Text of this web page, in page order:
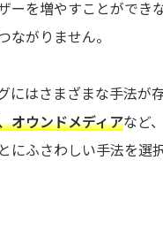
ーを増やすことができ
ながりません。
にはさまざまな手法が存
オウンドメディアなど
にふさわしい手法を選